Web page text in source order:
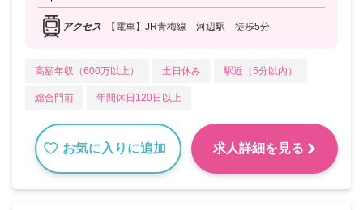
アクセス 【電車】JR青梅線 河辺駅 徒歩5分
高額年収（600万以上） 土日休み 駅近（5分以内）
総合門前 年間休日120日以上
お気に入りに追加 求人詳細を見る